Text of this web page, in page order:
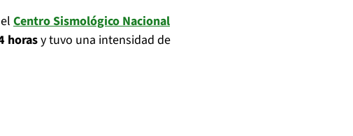
Centro Sismológico Nacional
horasy tuvo una intensidad de